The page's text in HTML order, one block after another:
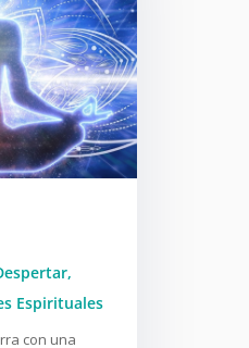
,
Espirituales
con una